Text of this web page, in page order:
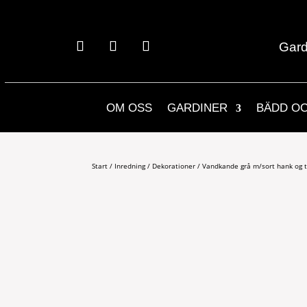
OM OSS GARDINER BÄDD
Start / Inredning/ Dekorationer / Vandkande grå m/sort hank og